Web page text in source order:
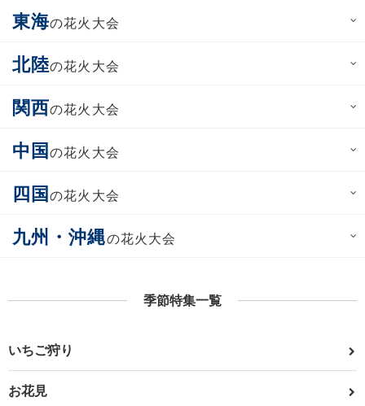
東海の花火大会
北陸の花火大会
関西の花火大会
中国の花火大会
四国の花火大会
九州・沖縄の花火大会
季節特集一覧
いちご狩り
お花見